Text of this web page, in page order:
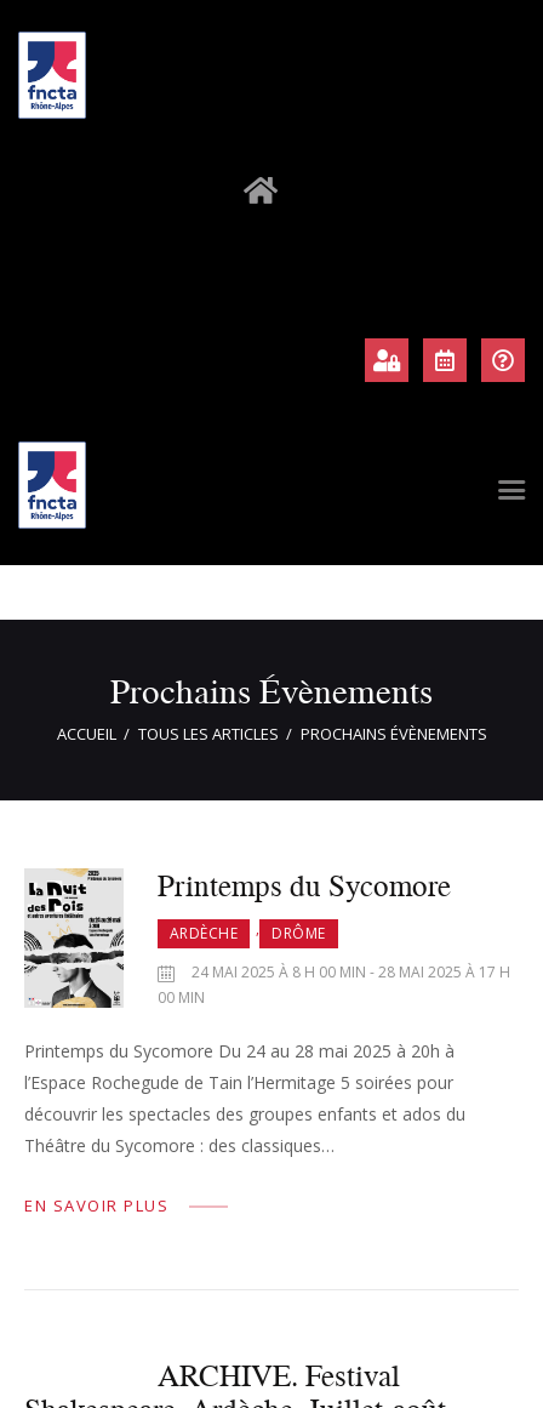
Prochains Évènements
ACCUEIL TOUS LES ARTICLES PROCHAINS ÉVÈNEMENTS
Printemps du Sycomore
ARDÈCHE ,
DRÔME
24 MAI 2025 À 8 H 00 MIN - 28 MAI 2025 À 17 H
00 MIN
Printemps du Sycomore Du 24 au 28 mai 2025 à 20h à
l’Espace Rochegude de Tain l’Hermitage 5 soirées pour
découvrir les spectacles des groupes enfants et ados du
Théâtre du Sycomore : des classiques…
EN SAVOIR PLUS
ARCHIVE. Festival